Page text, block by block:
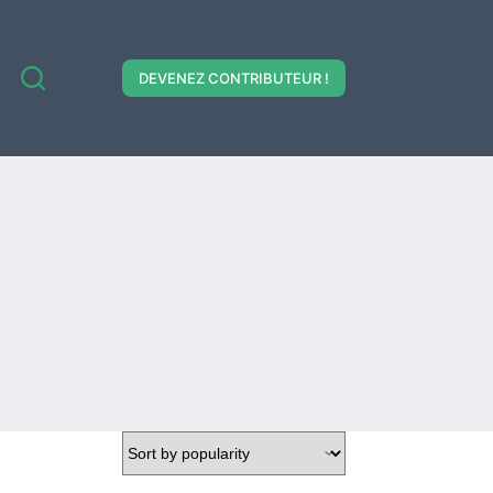
DEVENEZ CONTRIBUTEUR !